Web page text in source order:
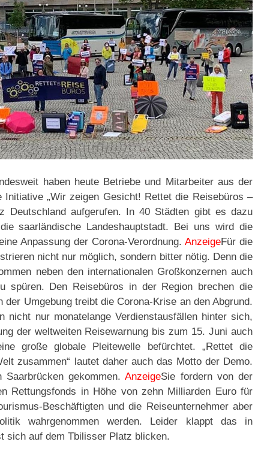
haben heute Betriebe und Mitarbeiter aus der
Initiative „Wir zeigen Gesicht! Rettet die Reisebüros –
Deutschland aufgerufen. In 40 Städten gibt es dazu
saarländische Landeshauptstadt. Bei uns wird die
Anpassung der Corona-Verordnung. AnzeigeFür die
nicht nur möglich, sondern bitter nötig. Denn die
neben den internationalen Großkonzernen auch
spüren. Den Reisebüros in der Region brechen die
Umgebung treibt die Corona-Krise an den Abgrund.
nicht nur monatelange Verdienstausfällen hinter sich,
der weltweiten Reisewarnung bis zum 15. Juni auch
große globale Pleitewelle befürchtet. „Rettet die
zusammen“ lautet daher auch das Motto der Demo.
Saarbrücken gekommen.AnzeigeSie fordern von der
Rettungsfonds in Höhe von zehn Milliarden Euro für
Beschäftigten und die Reiseunternehmer aber
wahrgenommen werden. Leider klappt das in
sich auf dem Tbilisser Platz blicken.